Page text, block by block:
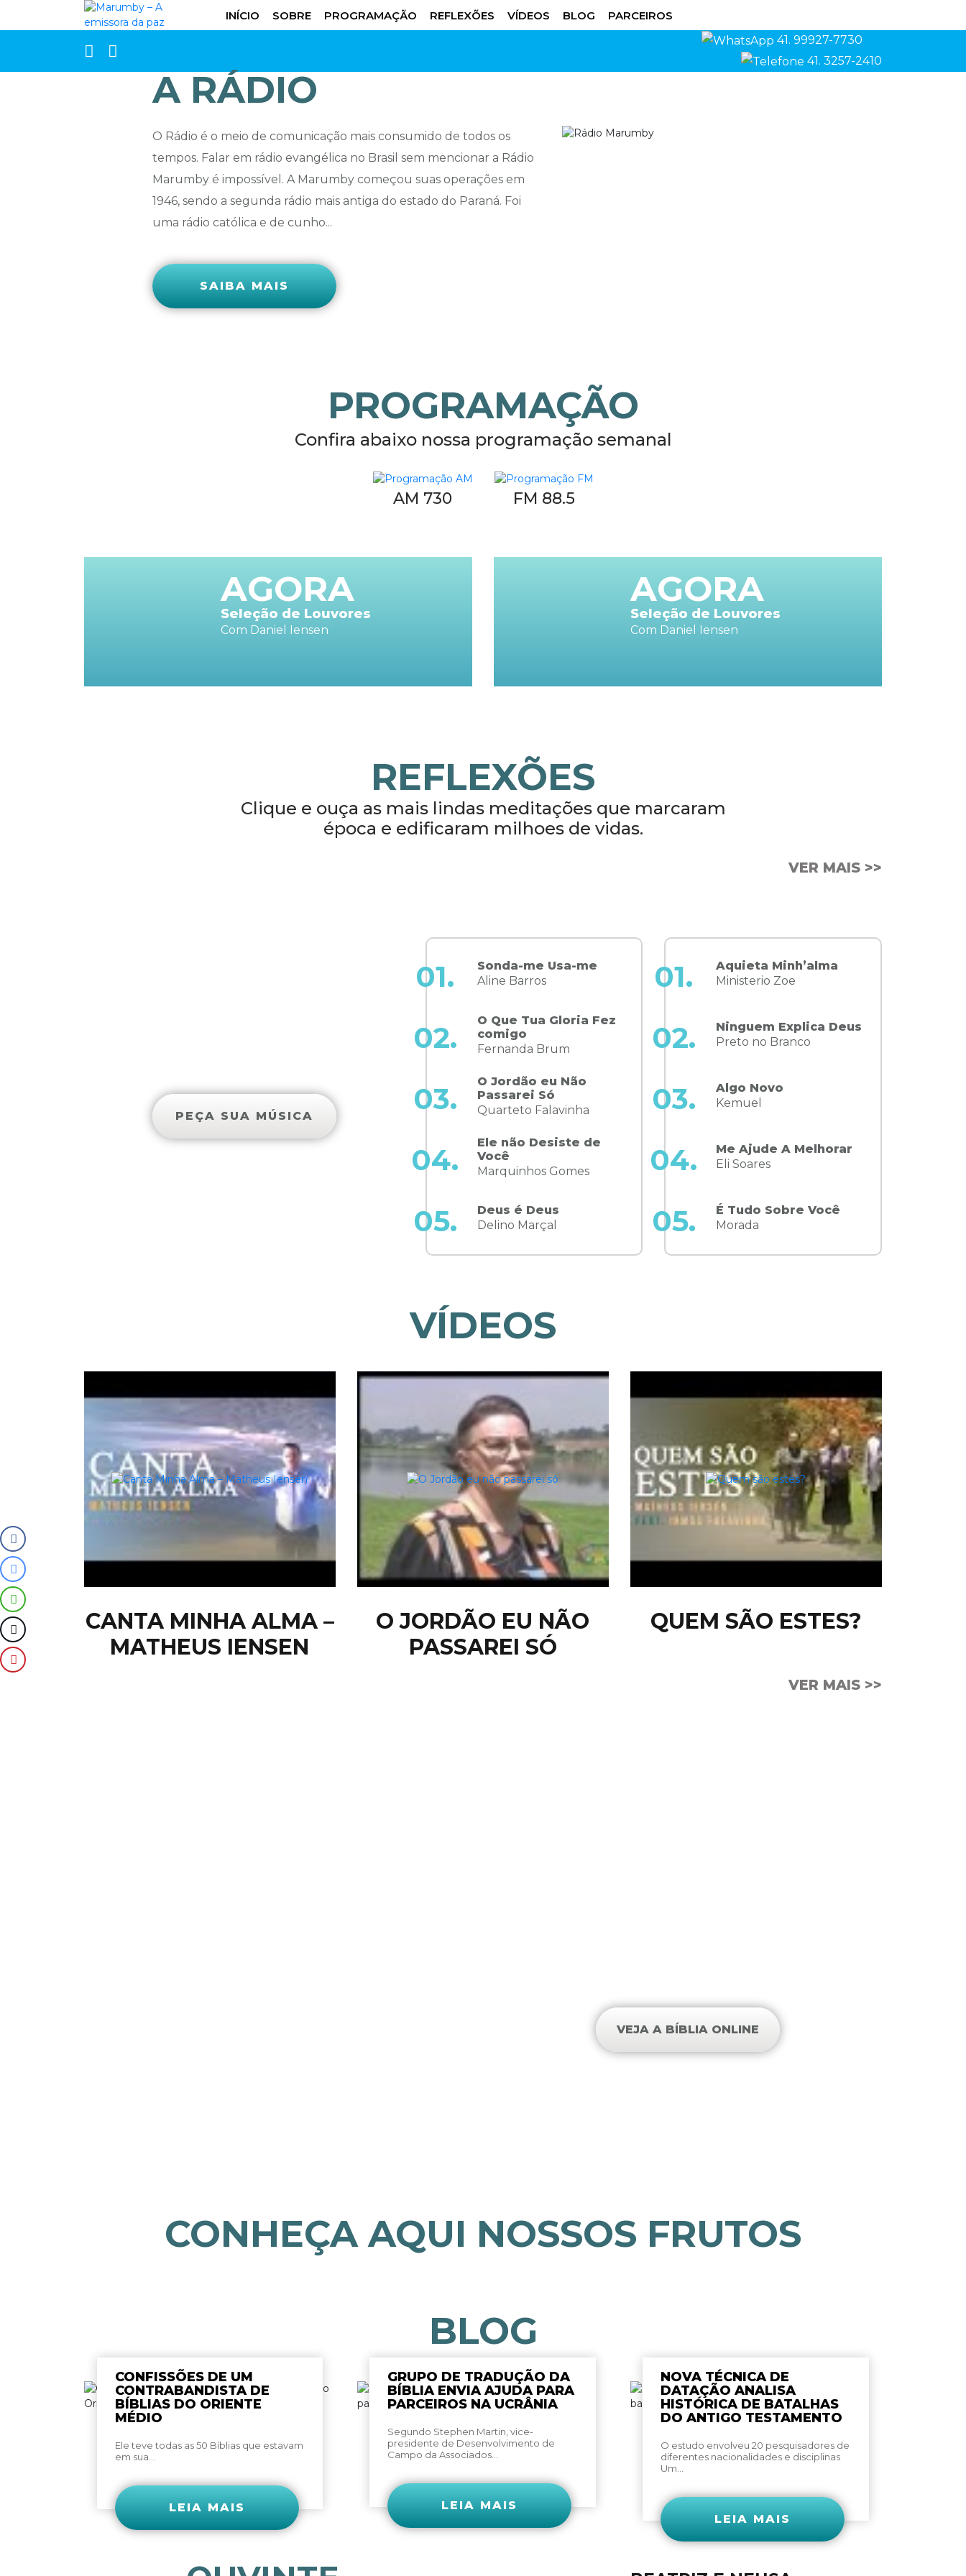
INÍCIO SOBRE PROGRAMAÇÃO REFLEXÕES VÍDEOS BLOG
PARCEIROS
41. 99927-7730
41. 3257-2410
A RÁDIO
O Rádio é o meio de comunicação mais consumido de todos os
tempos. Falar em rádio evangélica no Brasil sem mencionar a Rádio
Marumby é impossível. A Marumby começou suas operações em
1946, sendo a segunda rádio mais antiga do estado do Paraná. Foi
uma rádio católica e de cunho...
SAIBA MAIS
PROGRAMAÇÃO
Confira abaixo nossa programação semanal
AM 730 FM 88.5
AGORA
Seleção de Louvores
Com Daniel Iensen
AGORA
Seleção de Louvores
Com Daniel Iensen
REFLEXÕES
Clique e ouça as mais lindas meditações que marcaram
época e edificaram milhoes de vidas.
VER MAIS >>
PEÇA SUA MÚSICA
01.
Sonda-me Usa-me
Aline Barros
02.
O Que Tua Gloria Fez
comigo
Fernanda Brum
03.
O Jordão eu Não
Passarei Só
Quarteto Falavinha
04.
Ele não Desiste de
Você
Marquinhos Gomes
05.
Deus é Deus
Delino Marçal
01.
Aquieta Minh’alma
Ministerio Zoe
02.
Ninguem Explica Deus
Preto no Branco
03.
Algo Novo
Kemuel
04.
Me Ajude A Melhorar
Eli Soares
05.
É Tudo Sobre Você
Morada
VÍDEOS
CANTA MINHA ALMA –
MATHEUS IENSEN
O JORDÃO EU NÃO
PASSAREI SÓ
QUEM SÃO ESTES?
VER MAIS >>
VEJA A BÍBLIA ONLINE
CONHEÇA AQUI NOSSOS FRUTOS
BLOG
CONFISSÕES DE UM
CONTRABANDISTA DE
BÍBLIAS DO ORIENTE
MÉDIO
Ele teve todas as 50 Bíblias que estavam
em sua...
LEIA MAIS
GRUPO DE TRADUÇÃO DA
BÍBLIA ENVIA AJUDA PARA
PARCEIROS NA UCRÂNIA
Segundo Stephen Martin, vice-
presidente de Desenvolvimento de
Campo da Associados...
LEIA MAIS
NOVA TÉCNICA DE
DATAÇÃO ANALISA
HISTÓRICA DE BATALHAS
DO ANTIGO TESTAMENTO
O estudo envolveu 20 pesquisadores de
diferentes nacionalidades e disciplinas
Um...
LEIA MAIS